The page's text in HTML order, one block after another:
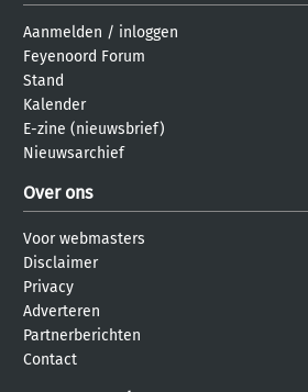
Aanmelden / inloggen
Feyenoord Forum
Stand
Kalender
E-zine (nieuwsbrief)
Nieuwsarchief
Over ons
Voor webmasters
Disclaimer
Privacy
Adverteren
Partnerberichten
Contact